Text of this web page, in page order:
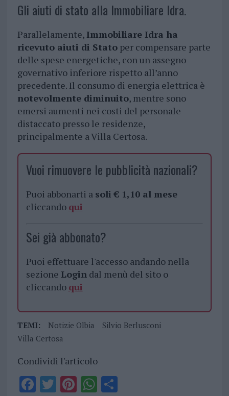
Gli aiuti di stato alla Immobiliare Idra.
Parallelamente, Immobiliare Idra ha
ricevuto aiuti di Statoper compensare parte
delle spese energetiche, con un assegno
governativo inferiore rispetto all’anno
precedente. Il consumo di energia elettrica è
notevolmente diminuito, mentre sono
emersi aumenti nei costi del personale
distaccato presso le residenze,
principalmente a Villa Certosa.
Vuoi rimuovere le pubblicità nazionali?
Puoi abbonarti a soli € 1,10 al mese
cliccando qui
Sei già abbonato?
Puoi effettuare l'accesso andando nella
sezione Logindal menù del sito o
cliccando qui
TEMI: Notizie Olbia
Silvio Berlusconi
Villa Certosa
Condividi l'articolo
F T PiWS